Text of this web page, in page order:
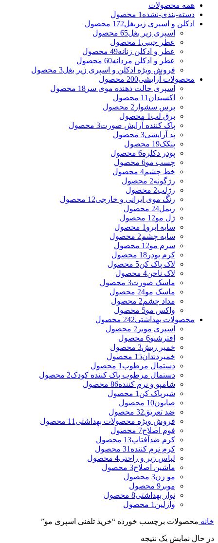
همه محصولات
دسته-بندی-نشده 1 محصول
ادکلن و اسپری زیربغل172 محصول
اسپری زیر بغل65 محصول
عطر جیبی 1 محصول
عطر و ادکلن زنانه49 محصول
عطر و ادکلن مردانه60 محصول
فروش ویژه ادکلن و اسپری زیر بغل3 محصول
محصولات آرایشی200 محصول
اسپری حالت دهنده موی سر 18 محصول
اکسیدان 11 محصول
برس سشوار 2 محصول
برق لب 1 محصول
پاک کننده آرایش صورت3 محصول
پد آرایشی3 محصول
پنکک19 محصول
پودر دکلره6 محصول
چسب مو6 محصول
خط چشم4 محصول
رژگونه2 محصول
رژلب2 محصول
رنگ موی ایرانی و خارجی12 محصول
ریمل24 محصول
ژل مو12 محصول
سایه ابرو 1 محصول
سایه چشم2 محصول
سرم مو12 محصول
کرم پودر 18 محصول
لاک پاک کن5 محصول
لاک ناخن4 محصول
ماسک صورت3 محصول
ماسک مو24 محصول
مداد چشم2 محصول
واکس مو5 محصول
محصولات بهداشتی242 محصول
اسپری موبر 2 محصول
افترشیو6 محصول
خمیر ریش3 محصول
خمیردندان15 محصول
دستمال مرطوب 1 محصول
دستمال مرطوب پاک کننده کودک2 محصول
شامپو و نرم کننده86 محصول
شیرپاک کن 1 محصول
صابون10 محصول
ضد تعریق32 محصول
فروش ویژه محصولات بهداشتی 11 محصول
فوم اصلاح7 محصول
کرم ضدآفتاب13 محصول
کرم نرم کننده 31 محصول
لباس زیر و راحتی4 محصول
ماشین اصلاح3 محصول
مو زن3 محصول
موبر 9 محصول
نوار بهداشتی8 محصول
وازلین 1 محصول
خانه محصولات برچسب خورده “خرید تلفنی اسپری مو”
در حال نمایش یک نتیجه